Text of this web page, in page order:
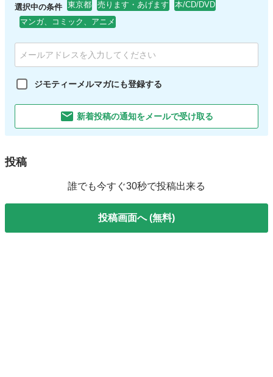
選択中の条件 東京都 売ります・あげます
本/CD/DVD
マンガ、コミック、アニメ
ジモティーメルマガにも登録する
新着投稿の通知をメールで受け取る
投稿
誰でも今すぐ30秒で投稿出来る
投稿画面へ (無料)